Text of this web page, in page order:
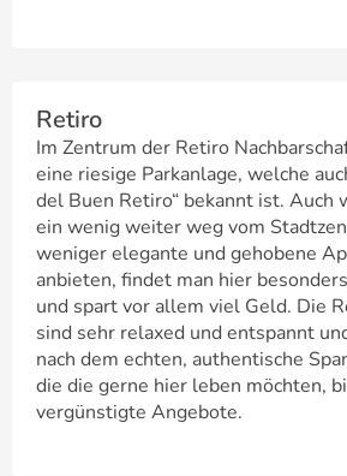
Retiro
Im Zentrum der Retiro
eine riesige Parkanlage, welche
del Buen Retiro“ bekannt ist. Auch
ein wenig weiter weg vom
weniger elegante und gehobene
anbieten, findet man hier
und spart vor allem viel Geld. Die
sind sehr relaxed und entspannt
nach dem echten, authentische
die die gerne hier leben möchten,
vergünstigte Angebote.